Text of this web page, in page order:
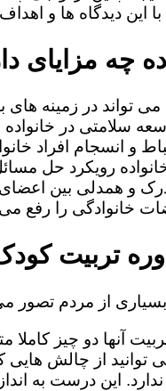
این دیدگاه ها و
چه مزایای
می تواند در زمینه
سلامتی در
و انسجام افراد
رویکرد حل
و همدلی بین اعضای
خانوادگی را رفع
تربیت
از مردم تصور
آنها دو چیز
توانید از چالش
این درست به